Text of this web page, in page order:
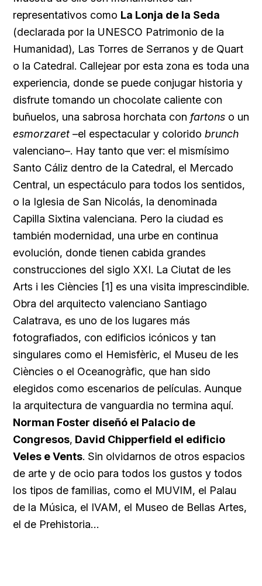
representativos como La Lonja de la Seda
(declarada por la UNESCO Patrimonio de la
Humanidad), Las Torres de Serranos y de Quart
o la Catedral. Callejear por esta zona es toda una
experiencia, donde se puede conjugar historia y
disfrute tomando un chocolate caliente con
buñuelos, una sabrosa horchata con fartons o un
esmorzaret –el espectacular y colorido brunch
valenciano–. Hay tanto que ver: el mismísimo
Santo Cáliz dentro de la Catedral, el Mercado
Central, un espectáculo para todos los sentidos,
o la Iglesia de San Nicolás, la denominada
Capilla Sixtina valenciana. Pero la ciudad es
también modernidad, una urbe en continua
evolución, donde tienen cabida grandes
construcciones del siglo XXI. La Ciutat de les
Arts i les Ciències [1] es una visita imprescindible.
Obra del arquitecto valenciano Santiago
Calatrava, es uno de los lugares más
fotografiados, con edificios icónicos y tan
singulares como el Hemisfèric, el Museu de les
Ciències o el Oceanogràfic, que han sido
elegidos como escenarios de películas. Aunque
la arquitectura de vanguardia no termina aquí.
Norman Foster diseñó el Palacio de
Congresos, David Chipperfield el edificio
Veles e Vents. Sin olvidarnos de otros espacios
de arte y de ocio para todos los gustos y todos
los tipos de familias, como el MUVIM, el Palau
de la Música, el IVAM, el Museo de Bellas Artes,
el de Prehistoria…